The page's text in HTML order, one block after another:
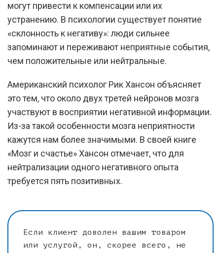
могут привести к компенсации или их
устранению. В психологии существует понятие
«склонность к негативу»: люди сильнее
запоминают и переживают неприятные события,
чем положительные или нейтральные.
Американский психолог Рик Хансон объясняет
это тем, что около двух третей нейронов мозга
участвуют в восприятии негативной информации.
Из-за такой особенности мозга неприятности
кажутся нам более значимыми. В своей книге
«Мозг и счастье» Хансон отмечает, что для
нейтрализации одного негативного опыта
требуется пять позитивных.
Если клиент доволен вашим товаром
или услугой, он, скорее всего, не